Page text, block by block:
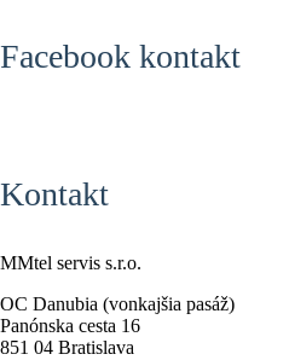
Facebook kontakt
Kontakt
MMtel servis s.r.o.
OC Danubia (vonkajšia pasáž)
Panónska cesta 16
851 04 Bratislava